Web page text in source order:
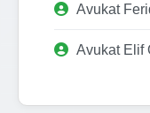
Avukat
Avukat Elif